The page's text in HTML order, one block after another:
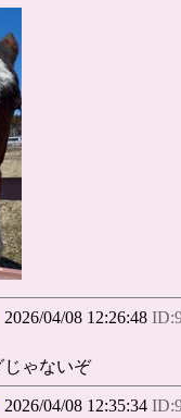
2026/04/08 12:26:48
じゃないぞ
04/08 12:35:34